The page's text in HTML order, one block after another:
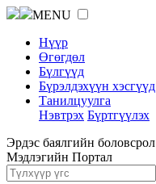
MENU
Нүүр
Өгөгдөл
Бүлгүүд
Бүрэлдэхүүн хэсгүүд
Танилцуулга
Нэвтрэх Бүртгүүлэх
Эрдэс баялгийн боловсрол
Мэдлэгийн Портал